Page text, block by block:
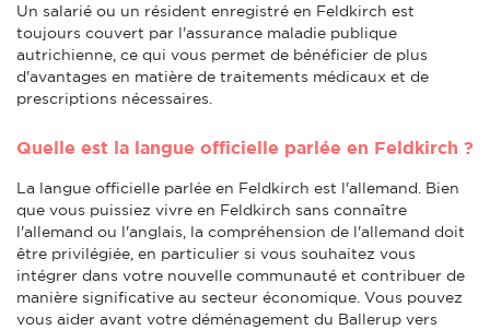
Un salarié ou un résident enregistré en Feldkirch est
toujours couvert par l'assurance maladie publique
autrichienne, ce qui vous permet de bénéficier de plus
d'avantages en matière de traitements médicaux et de
prescriptions nécessaires.
Quelle est la langue officielle parlée en Feldkirch ?
La langue officielle parlée en Feldkirch est l'allemand. Bien
que vous puissiez vivre en Feldkirch sans connaître
l'allemand ou l'anglais, la compréhension de l'allemand doit
être privilégiée, en particulier si vous souhaitez vous
intégrer dans votre nouvelle communauté et contribuer de
manière significative au secteur économique. Vous pouvez
vous aider avant votre déménagement du Ballerup vers